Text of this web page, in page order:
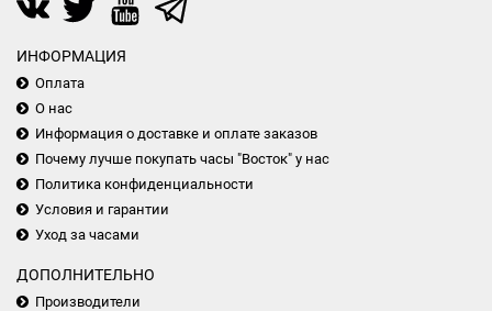
ИНФОРМАЦИЯ
Оплата
О нас
Информация о доставке и оплате заказов
Почему лучше покупать часы "Восток" у нас
Политика конфиденциальности
Условия и гарантии
Уход за часами
ДОПОЛНИТЕЛЬНО
Производители